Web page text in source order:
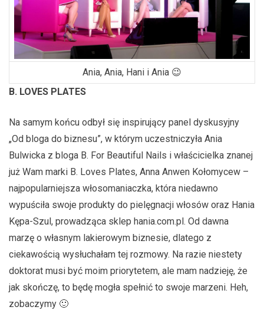
Ania, Ania, Hani i Ania 😉
B. LOVES PLATES
Na samym końcu odbył się inspirujący panel dyskusyjny
„Od bloga do biznesu”, w którym uczestniczyła Ania
Bulwicka z bloga B. For Beautiful Nails i właścicielka znanej
już Wam marki B. Loves Plates, Anna Anwen Kołomycew –
najpopularniejsza włosomaniaczka, która niedawno
wypuściła swoje produkty do pielęgnacji włosów oraz Hania
Kępa-Szul, prowadząca sklep hania.com.pl. Od dawna
marzę o własnym lakierowym biznesie, dlatego z
ciekawością wysłuchałam tej rozmowy. Na razie niestety
doktorat musi być moim priorytetem, ale mam nadzieję, że
jak skończę, to będę mogła spełnić to swoje marzeni. Heh,
zobaczymy 🙂